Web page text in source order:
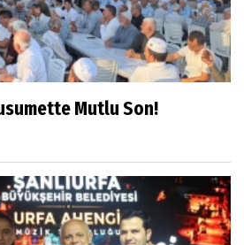
Mutlu Son!